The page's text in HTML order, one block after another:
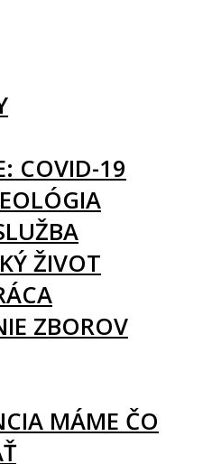
COVID-19
ŽIVOT
ZBOROV
MÁME ČO